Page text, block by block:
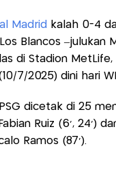
Madrid kalah 0-4
Los Blancos
di Stadion MetLife,
7/2025) dini hari
dicetak di 25
Ruiz (6’, 24’)
Ramos (87’).